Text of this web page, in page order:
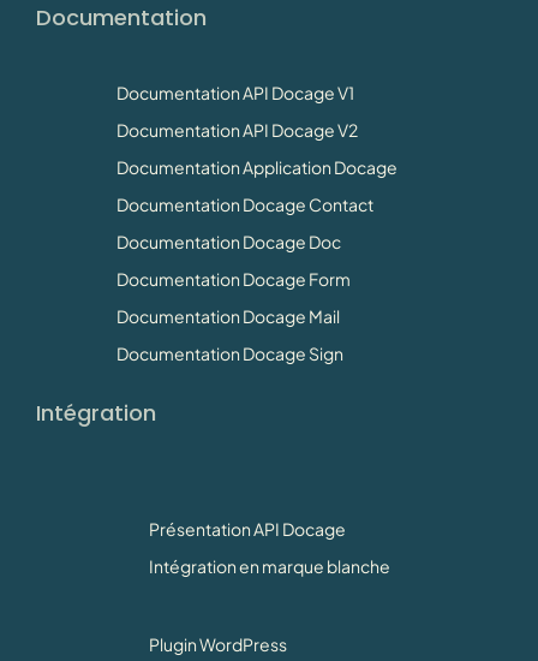
Documentation
Documentation API Docage V1
Documentation API Docage V2
Documentation Application Docage
Documentation Docage Contact
Documentation Docage Doc
Documentation Docage Form
Documentation Docage Mail
Documentation Docage Sign
Intégration
Présentation API Docage
Intégration en marque blanche
Plugin WordPress